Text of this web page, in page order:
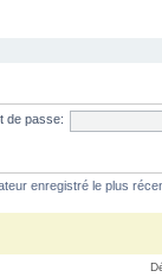
de passe:
enregistré le plus